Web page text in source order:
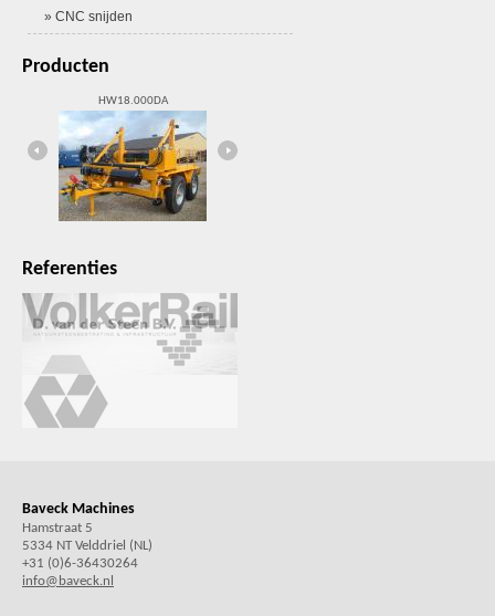
» CNC snijden
Producten
HW18.000DA
Referenties
Baveck Machines
Hamstraat 5
5334 NT Velddriel (NL)
+31 (0)6-36430264
info@baveck.nl